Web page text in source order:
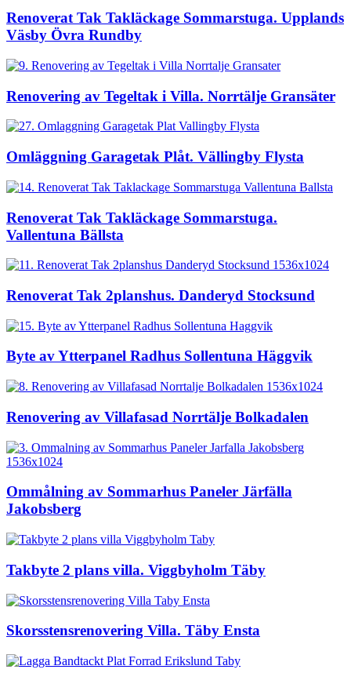
Renoverat Tak Takläckage Sommarstuga. Upplands
Väsby Övra Rundby
Renovering av Tegeltak i Villa. Norrtälje Gransäter
Omläggning Garagetak Plåt. Vällingby Flysta
Renoverat Tak Takläckage Sommarstuga.
Vallentuna Bällsta
Renoverat Tak 2planshus. Danderyd Stocksund
Byte av Ytterpanel Radhus Sollentuna Häggvik
Renovering av Villafasad Norrtälje Bolkadalen
Ommålning av Sommarhus Paneler Järfälla
Jakobsberg
Takbyte 2 plans villa. Viggbyholm Täby
Skorsstensrenovering Villa. Täby Ensta